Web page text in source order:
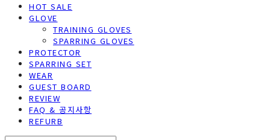
HOT SALE
GLOVE
TRAINING GLOVES
SPARRING GLOVES
PROTECTOR
SPARRING SET
WEAR
GUEST BOARD
REVIEW
FAQ & 공지사항
REFURB